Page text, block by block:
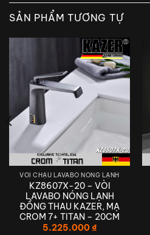
SẢN PHẨM TƯƠNG TỰ
VÒI CHẬU LAVABO NÓNG LẠNH
KZ8607X-20 – VÒI
LAVABO NÓNG LẠNH
ĐỒNG THAU KAZER, MẠ
CROM 7+ TITAN – 20CM
5.225.000₫